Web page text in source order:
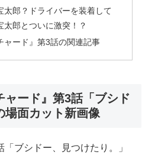
太郎？ドライバーを装着して
郎とついに激突！？
ャード』第3話の関連記事
ャード』第3話「ブシド
場面カット新画像
ブシドー、見つけたり。」